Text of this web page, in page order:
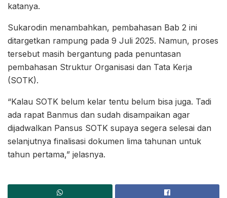
katanya.
Sukarodin menambahkan, pembahasan Bab 2 ini
ditargetkan rampung pada 9 Juli 2025. Namun, proses
tersebut masih bergantung pada penuntasan
pembahasan Struktur Organisasi dan Tata Kerja
(SOTK).
“Kalau SOTK belum kelar tentu belum bisa juga. Tadi
ada rapat Banmus dan sudah disampaikan agar
dijadwalkan Pansus SOTK supaya segera selesai dan
selanjutnya finalisasi dokumen lima tahunan untuk
tahun pertama,” jelasnya.